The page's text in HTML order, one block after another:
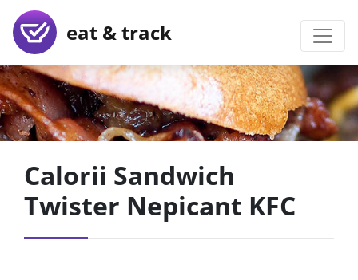
eat & track
Calorii Sandwich
Twister Nepicant KFC